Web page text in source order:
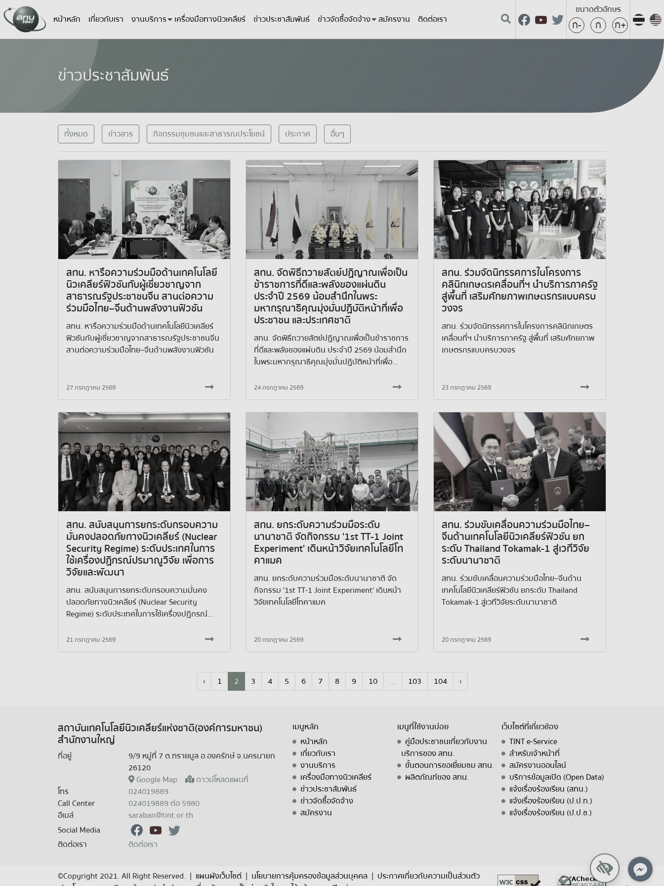
หน้าหลัก เกี่ยวกับเรา งานบริการ เครื่องมือทางนิวเคลียร์ ข่าวประชาสัมพันธ์ ข่าวจัดซื้อจัดจ้าง สมัครงาน ติดต่อเรา
ขนาดตัวอักษร
ก- ก ก+
ข่าวประชาสัมพันธ์
ทั้งหมด ข่าวสาร กิจกรรมชุมชนและสาธารณประโยชน์ ประกาศ อื่นๆ
สทน. หารือความร่วมมือด้านเทคโนโลยี
นิวเคลียร์ฟิวชันกับผู้เชี่ยวชาญจาก
สาธารณรัฐประชาชนจีน สานต่อความ
ร่วมมือไทย–จีนด้านพลังงานฟิวชัน
สทน. หารือความร่วมมือด้านเทคโนโลยีนิวเคลียร์
ฟิวชันกับผู้เชี่ยวชาญจากสาธารณรัฐประชาชนจีน
สานต่อความร่วมมือไทย–จีนด้านพลังงานฟิวชัน
27 กรกฎาคม 2569
สทน. จัดพิธีถวายสัตย์ปฏิญาณเพื่อเป็น
ข้าราชการที่ดีและพลังของแผ่นดิน
ประจำปี 2569 น้อมสำนึกในพระ
มหากรุณาธิคุณมุ่งมั่นปฏิบัติหน้าที่เพื่อ
ประชาชน และประเทศชาติ
สทน. จัดพิธีถวายสัตย์ปฏิญาณเพื่อเป็นข้าราชการ
ที่ดีและพลังของแผ่นดิน ประจำปี 2569 น้อมสำนึก
ในพระมหากรุณาธิคุณมุ่งมั่นปฏิบัติหน้าที่เพื่อ
24 กรกฎาคม 2569
สทน. ร่วมจัดนิทรรศการในโครงการ
คลินิกเกษตรเคลื่อนที่ฯ นำบริการภาครัฐ
สู่พื้นที่ เสริมศักยภาพเกษตรกรแบบครบ
วงจร
สทน. ร่วมจัดนิทรรศการในโครงการคลินิกเกษตร
เคลื่อนที่ฯ นำบริการภาครัฐ สู่พื้นที่ เสริมศักยภาพ
เกษตรกรแบบครบวงจร
23 กรกฎาคม 2569
สทน. สนับสนุนการยกระดับกรอบความ
มั่นคงปลอดภัยทางนิวเคลียร์ (Nuclear
Security Regime) ระดับประเทศในการ
ใช้เครื่องปฏิกรณ์ปรมาณูวิจัย เพื่อการ
วิจัยและพัฒนา
สทน. สนับสนุนการยกระดับกรอบความมั่นคง
ปลอดภัยทางนิวเคลียร์ (Nuclear Security
Regime) ระดับประเทศในการใช้เครื่องปฏิกรณ์
21 กรกฎาคม 2569
สทน. ยกระดับความร่วมมือระดับ
นานาชาติ จัดกิจกรรม '1st TT-1 Joint
Experiment' เดินหน้าวิจัยเทคโนโลยีโท
คาแมค
สทน. ยกระดับความร่วมมือระดับนานาชาติ จัด
กิจกรรม '1st TT-1 Joint Experiment' เดินหน้า
วิจัยเทคโนโลยีโทคาแมค
20 กรกฎาคม 2569
สทน. ร่วมขับเคลื่อนความร่วมมือไทย–
จีนด้านเทคโนโลยีนิวเคลียร์ฟิวชัน ยก
ระดับ Thailand Tokamak-1 สู่เวทีวิจัย
ระดับนานาชาติ
สทน. ร่วมขับเคลื่อนความร่วมมือไทย–จีนด้าน
เทคโนโลยีนิวเคลียร์ฟิวชัน ยกระดับ Thailand
Tokamak-1 สู่เวทีวิจัยระดับนานาชาติ
20 กรกฎาคม 2569
‹ 1 2 3 4 5 6 7 8 9 10 ... 103 104 ›
สถาบันเทคโนโลยีนิวเคลียร์แห่งชาติ(องค์การมหาชน)
สำนักงานใหญ่
ที่อยู่
9/9 หมู่ที่ 7 ต.ทรายมูล อ.องครักษ์ จ.นครนายก
26120
Google Map
ดาวน์โหลดแผนที่
โทร
024019889
Call Center
024019889 ต่อ 5980
อีเมล์
saraban@tint.or.th
Social Media
ติดต่อเรา
ติดต่อเรา
เมนูหลัก
หน้าหลัก
เกี่ยวกับเรา
งานบริการ
เครื่องมือทางนิวเคลียร์
ข่าวประชาสัมพันธ์
ข่าวจัดซื้อจัดจ้าง
สมัครงาน
เมนูที่ใช้งานบ่อย
คู่มือประชาชนเกี่ยวกับงาน
บริการของ สทน.
ขั้นตอนการขอเยี่ยมชม สทน.
ผลิตภัณฑ์ของ สทน.
เว็บไซต์ที่เกี่ยวข้อง
TINT e-Service
สำหรับเจ้าหน้าที่
สมัครงานออนไลน์
บริการข้อมูลเปิด (Open Data)
แจ้งเรื่องร้องเรียน (สทน.)
แจ้งเรื่องร้องเรียน (ป.ป.ท.)
แจ้งเรื่องร้องเรียน (ป.ป.ช.)
©Copyright 2021. All Right Reserved. | แผนผังเว็บไซต์ | นโยบายการคุ้มครองข้อมูลส่วนบุคคล | ประกาศเกี่ยวกับความเป็นส่วนตัว